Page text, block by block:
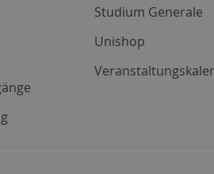
Studium Generale
Unishop